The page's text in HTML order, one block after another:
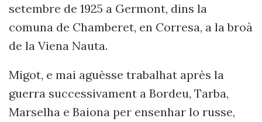
setembre de 1925 a Germont, dins la
comuna de Chamberet, en Corresa, a la broà
de la Viena Nauta.
Migot, e mai aguèsse trabalhat après la
guerra successivament a Bordeu, Tarba,
Marselha e Baiona per ensenhar lo russe,